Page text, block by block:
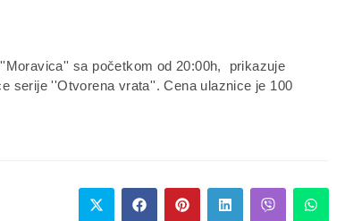
sa početkom od 20:00h, prikazuje
serije ''Otvorena vrata''. Cena ulaznice je 100